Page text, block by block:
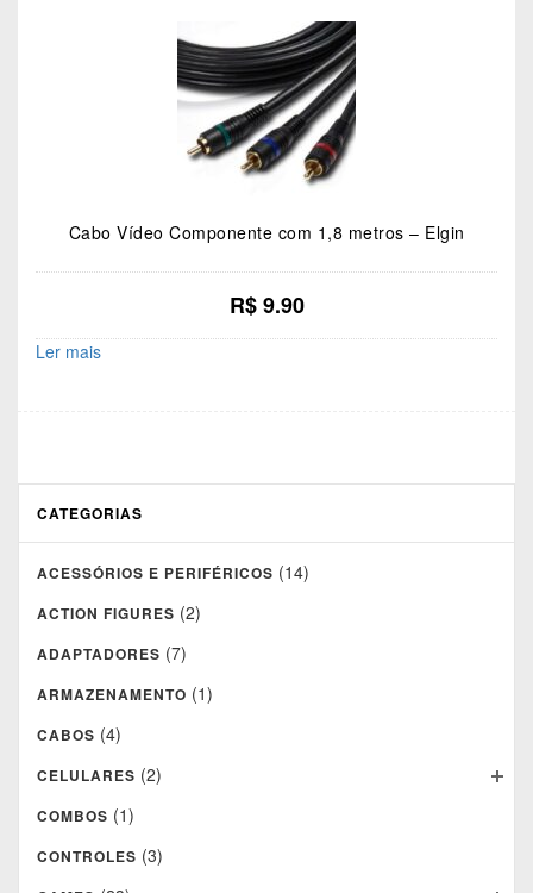
Cabo Vídeo Componente com 1,8 metros – Elgin
R$9.90
Ler mais
CATEGORIAS
ACESSÓRIOS E PERIFÉRICOS (14)
ACTION FIGURES (2)
ADAPTADORES (7)
ARMAZENAMENTO (1)
CABOS (4)
CELULARES (2)
COMBOS (1)
CONTROLES (3)